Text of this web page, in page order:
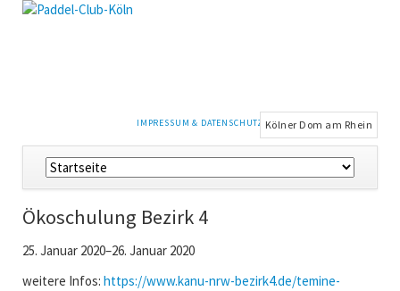
NAVIGATION
IMPRESSUM & DATENSCHUTZ Kölner Dom am Rhein
Navigation
überspringen
Ökoschulung Bezirk 4
25. Januar 2020–26. Januar 2020
weitere Infos: https://www.kanu-nrw-bezirk4.de/temine-